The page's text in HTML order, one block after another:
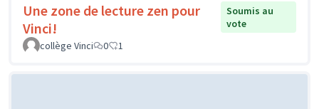
Une zone de lecture zen pour
Vinci!
Soumis au
vote
collège Vinci
0 1